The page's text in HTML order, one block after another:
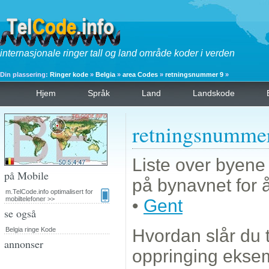
internasjonale ringer tall og land område koder i verden
Din plassering: Ringer kode » Belgia » area Codes » retningsnummer 9 »
Hjem Språk Land Landskode
Liste over
på bynavnet for
• Gent
Hvordan slår du
oppringing
på Mobile
m.TelCode.info optimalisert for
mobiltelefoner >>
se også
Belgia ringe Kode
annonser